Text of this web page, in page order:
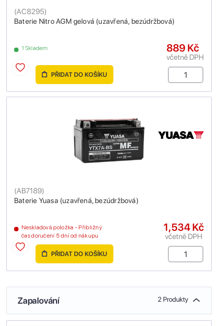
Baterie Nitro AGM gelová (uzavřená, bezúdržbová)
(AC8295)
1 Skladem 889 Kč
včetně DPH
PŘIDAT DO KOŠÍKU
Baterie Yuasa (uzavřená, bezúdržbová)
(AB7189)
Neskladová položka - Přibližný
čas doručení 5 dní od nákupu
1,534 Kč
včetně DPH
PŘIDAT DO KOŠÍKU
Zapalování 2 Produkty